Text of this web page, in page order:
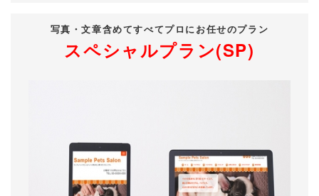
写真・文章含めてすべてプロにお任せのプラン
スペシャルプラン(SP)